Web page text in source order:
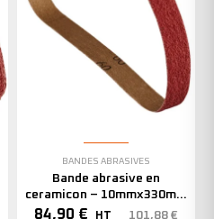
BANDES ABRASIVES
Bande abrasive en
ceramicon – 10mmx330mm
– Grain 80 – 333003 (x50)
84,90 € HT 101,88 €